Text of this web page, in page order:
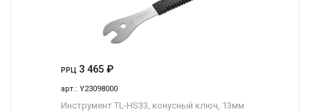
РРЦ 3 465 ₽
арт.: Y23098000
Инструмент TL-HS33, конусный ключ, 13мм